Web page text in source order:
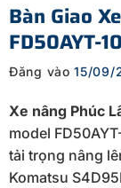
Bàn Giao
FD50AYT-
Đăng vào15/09/
Xe nâng Phúc
model
tải trọng nâng
Komatsu